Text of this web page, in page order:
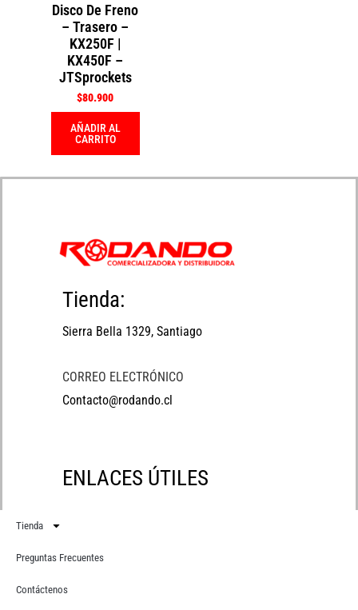
Disco De Freno
– Trasero –
KX250F |
KX450F –
JTSprockets
$80.900
AÑADIR AL
CARRITO
Tienda:
Sierra Bella 1329, Santiago
CORREO ELECTRÓNICO
Contacto@rodando.cl
ENLACES ÚTILES
Tienda
Preguntas Frecuentes
Contáctenos
Suscríbete